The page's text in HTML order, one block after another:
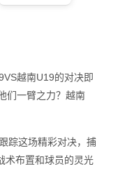
越南U19的对决即
们一臂之力？越南
踪这场精彩对决，捕
术布置和球员的灵光